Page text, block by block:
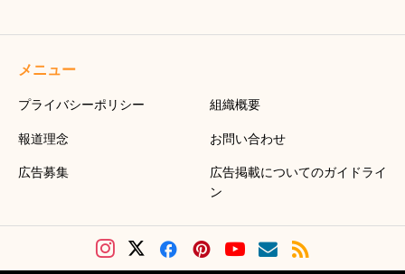
メニュー
プライバシーポリシー 組織概要
報道理念 お問い合わせ
広告募集
広告掲載についてのガイドライ
ン